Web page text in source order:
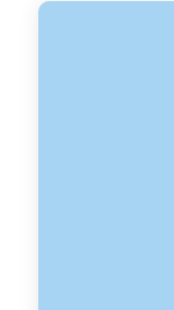
passionnantes…
tout d'une
Saint Nazaire et
ses plages,